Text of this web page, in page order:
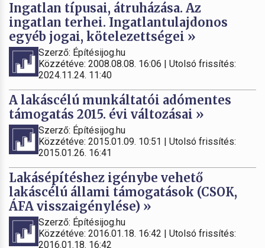
Ingatlan típusai, átruházása. Az
ingatlan terhei. Ingatlantulajdonos
egyéb jogai, kötelezettségei »
Szerző: Építésijog.hu
Közzétéve: 2008.08.08. 16:06 | Utolsó frissítés:
2024.11.24. 11:40
A lakáscélú munkáltatói adómentes
támogatás 2015. évi változásai »
Szerző: Építésijog.hu
Közzétéve: 2015.01.09. 10:51 | Utolsó frissítés:
2015.01.26. 16:41
Lakásépítéshez igénybe vehető
lakáscélú állami támogatások (CSOK,
ÁFA visszaigénylése) »
Szerző: Építésijog.hu
Közzétéve: 2016.01.18. 16:42 | Utolsó frissítés:
2016.01.18. 16:42